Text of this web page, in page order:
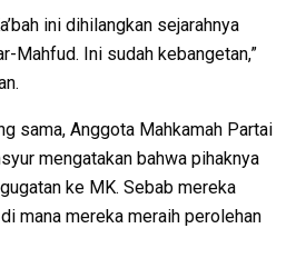
ini dihilangkan sejarahnya
Mahfud. Ini sudah kebangetan,”
sama, Anggota Mahkamah Partai
mengatakan bahwa pihaknya
ke MK. Sebab mereka
mana mereka meraih perolehan